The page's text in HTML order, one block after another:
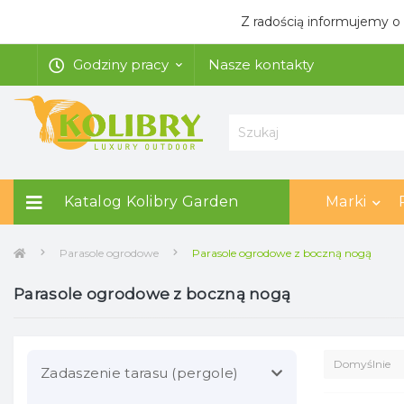
Z radością informujemy
Godziny pracy Nasze kontakty
Katalog Kolibry Garden Marki
Parasole ogrodowe Parasole ogrodowe z boczną nogą
Parasole ogrodowe z boczną nogą
Zadaszenie tarasu (pergole)